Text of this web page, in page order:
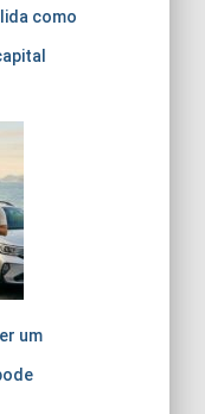
como
um